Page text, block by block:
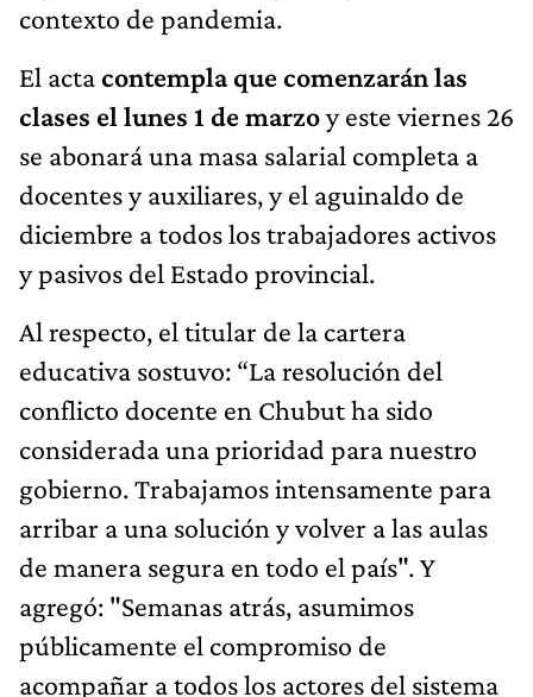
contexto de pandemia.
El actacontempla que comenzarán las
clases el lunes 1 de marzoy este viernes 26
se abonará una masa salarial completa a
docentes y auxiliares, y el aguinaldo de
diciembre a todos los trabajadores activos
y pasivos del Estado provincial.
Al respecto, el titular de la cartera
educativa sostuvo: “La resolución del
conflicto docente en Chubut ha sido
considerada una prioridad para nuestro
gobierno. Trabajamos intensamente para
arribar a una solución y volver a las aulas
de manera segura en todo el país". Y
agregó: "Semanas atrás, asumimos
públicamente el compromiso de
acompañar a todos los actores del sistema